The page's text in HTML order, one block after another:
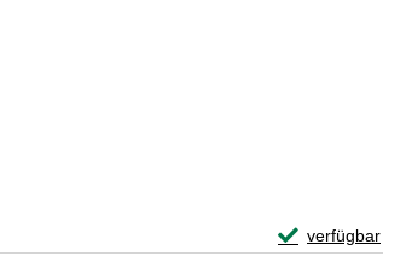
verfügbar
Exemplar-